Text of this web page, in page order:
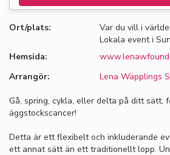
Ort/plats:
Var du vill i
Lokala event i
Hemsida:
Arrangör:
Lena Wäpplings
Gå, spring, cykla, eller delta på ditt sätt,
äggstockscancer!
Detta är ett flexibelt och inkluderande
ett annat sätt än ett traditionellt lopp.